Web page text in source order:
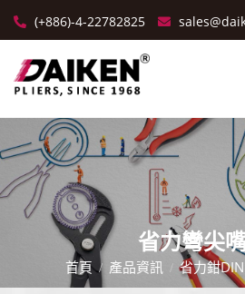
(+886)-4-22782825
省力彎尖
首頁 產品資訊 省力鉗DIN